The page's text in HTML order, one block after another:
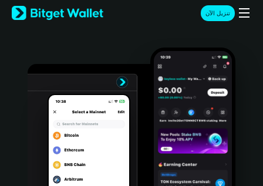
English
日本語
Türkçe
Português (Portugal)
Bahasa Indonesia
تنزيل الآن